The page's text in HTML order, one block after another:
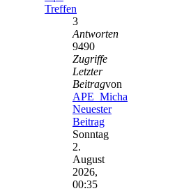
Treffen
3
Antworten
9490
Zugriffe
Letzter
Beitragvon
APE_Micha
Neuester
Beitrag
Sonntag
2.
August
2026,
00:35